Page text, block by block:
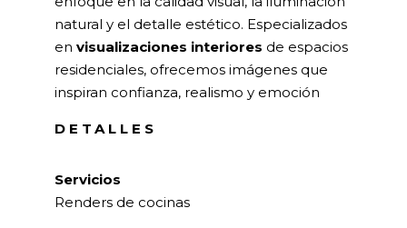
natural y el detalle estético. Especializados
en visualizaciones interiores de espacios
residenciales, ofrecemos imágenes que
inspiran confianza, realismo y emoción
DETALLES
Servicios
Renders de cocinas